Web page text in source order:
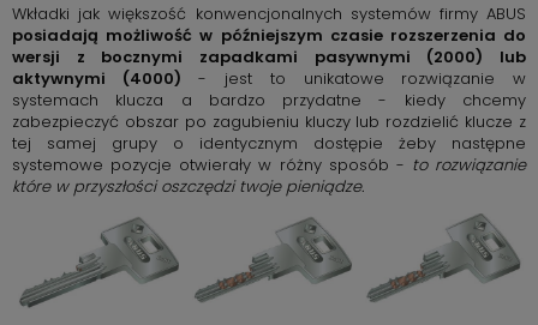
Wkładki jak większość konwencjonalnych systemów firmy ABUS
posiadają możliwość w późniejszym czasie rozszerzenia do
wersji z bocznymi zapadkami pasywnymi (2000) lub
aktywnymi (4000) - jest to unikatowe rozwiązanie w
systemach klucza a bardzo przydatne - kiedy chcemy
zabezpieczyć obszar po zagubieniu kluczy lub rozdzielić klucze z
tej samej grupy o identycznym dostępie żeby następne
systemowe pozycje otwierały w różny sposób - to rozwiązanie
które w przyszłości oszczędzi twoje pieniądze.